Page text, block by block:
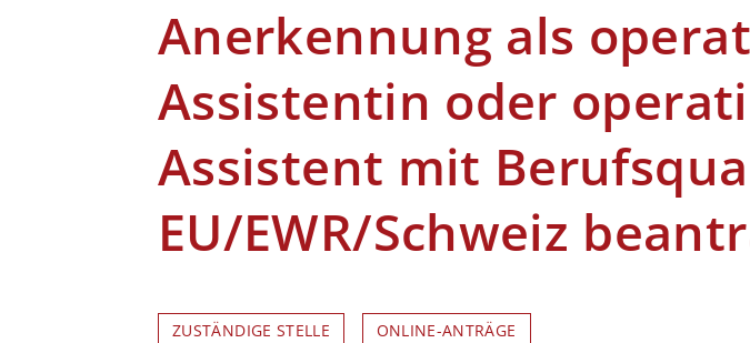
Anerkennung als
Assistentin oder
Assistent mit
EU/EWR/Schweiz
ZUSTÄNDIGE STELLE ONLINE-ANTRÄGE